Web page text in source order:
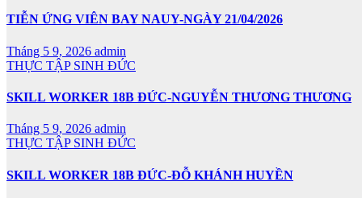
TIỄN ỨNG VIÊN BAY NAUY-NGÀY 21/04/2026
Tháng 5 9, 2026 admin
THỰC TẬP SINH ĐỨC
SKILL WORKER 18B ĐỨC-NGUYỄN THƯƠNG THƯƠNG
Tháng 5 9, 2026 admin
THỰC TẬP SINH ĐỨC
SKILL WORKER 18B ĐỨC-ĐỖ KHÁNH HUYỀN